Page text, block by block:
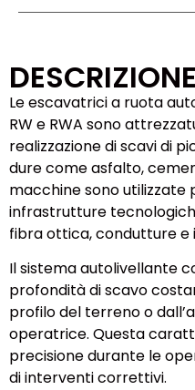
DESCRIZIONE
Le escavatrici a ruota
RW e RWA sono
realizzazione di scavi di
dure come asfalto,
macchine sono
infrastrutture
fibra ottica, condutture e
Il sistema autolivellante
profondità di scavo
profilo del terreno o
operatrice. Questa
precisione durante le
di interventi correttivi.